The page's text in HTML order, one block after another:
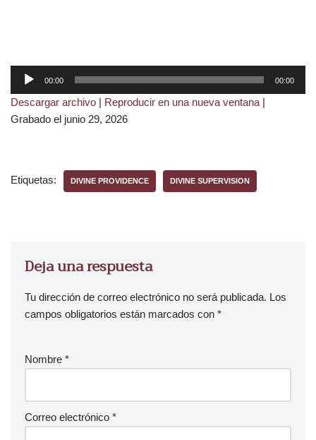
p
r
u
00:00 00:00
Descargar archivo | Reproducir en una nueva ventana |
Grabado el junio 29, 2026
Etiquetas: DIVINE PROVIDENCE DIVINE SUPERVISION
Deja una respuesta
Tu dirección de correo electrónico no será publicada. Los
campos obligatorios están marcados con *
Nombre *
Correo electrónico *